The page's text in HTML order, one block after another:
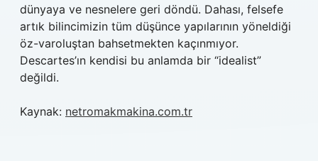
dünyaya ve nesnelere geri döndü. Dahası, felsefe
artık bilincimizin tüm düşünce yapılarının yöneldiği
öz-varoluştan bahsetmekten kaçınmıyor.
Descartes’ın kendisi bu anlamda bir “idealist”
değildi.
Kaynak: netromakmakina.com.tr